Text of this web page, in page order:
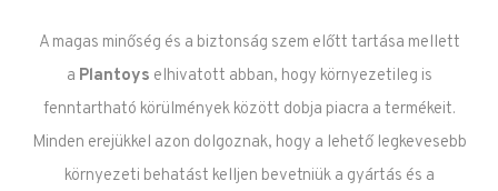
A magas minőség és a biztonság szem előtt tartása mellett
a Plantoys elhivatott abban, hogy környezetileg is
fenntartható körülmények között dobja piacra a termékeit.
Minden erejükkel azon dolgoznak, hogy a lehető legkevesebb
környezeti behatást kelljen bevetniük a gyártás és a